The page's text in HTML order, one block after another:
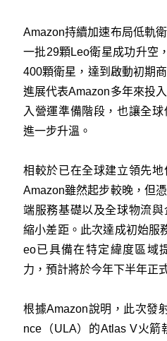
Amazon持續加速布局低軌
一批29顆Leo衛星成功升空
400顆衛星，達到啟動初期
進展代表Amazon多年來投
入營運準備階段，也讓全
進一步升溫。
相較於已在全球建立領先地
Amazon雖然起步較晚，但
端服務基礎以及全球物流
縮小差距。此次達成初始服
eo已具備在特定緯度區域
力，預計將於今年下半年正
根據Amazon說明，此次發
nce（ULA）的Atlas V火箭